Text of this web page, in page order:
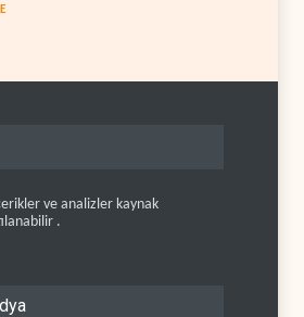
ve analizler kaynak
.